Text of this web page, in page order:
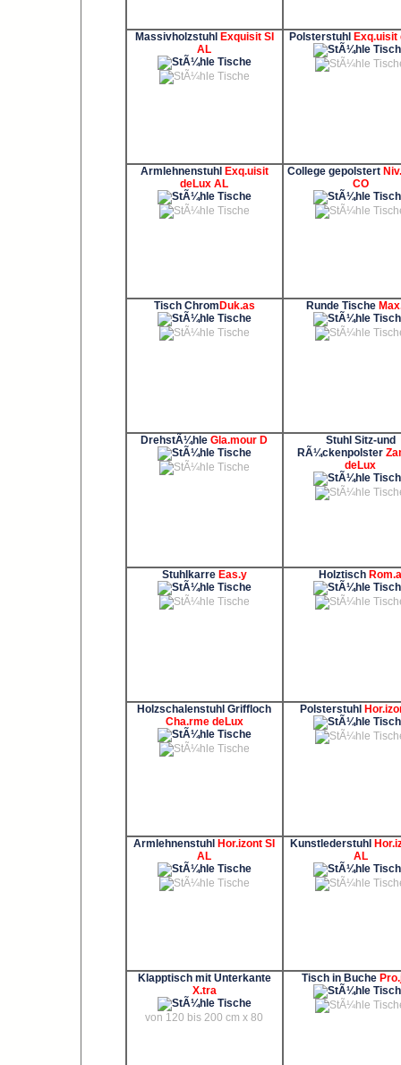
Massivholzstuhl Exquisit SI
AL
Polsterstuhl Exq.uisit
Armlehnenstuhl Exq.uisit
deLux AL
College gepolstert
CO
Tisch Chrom Duk.as Runde Tische
DrehstÃ¼hleGla.mour D
Stuhl Sitz-und
RÃ¼ckenpolster
deLux
Stuhlkarre Eas.y Holztisch
Holzschalenstuhl Griffloch
Cha.rme deLux
Polsterstuhl
Armlehnenstuhl Hor.izont SI
AL
Kunstlederstuhl
AL
Klapptisch mit Unterkante
X.tra
von 120 bis 200 cm x 80
Tisch in Buche